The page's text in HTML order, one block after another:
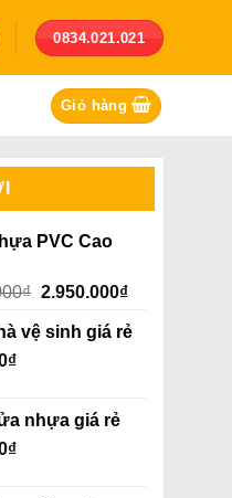
0834.021.021
Giỏ hàng
PVC Cao
₫ Giá
là:
2.950.000₫Giá
tại
vệ sinh giá rẻ
₫
nhựa giá rẻ
₫